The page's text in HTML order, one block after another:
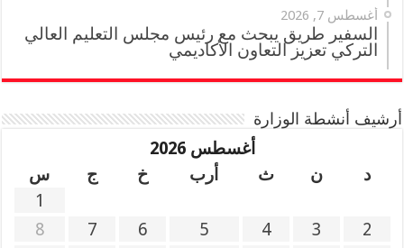
أغسطس 7, 2026
السفير طريق يبحث مع رئيس مجلس التعليم العالي
التركي تعزيز التعاون الأكاديمي
أرشيف أنشطة الوزارة
أغسطس 2026
د
ن ث أرب خ ج
س
1
2
3
4
5
6
7
8